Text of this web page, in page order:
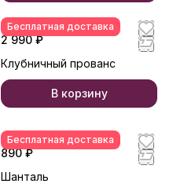
Бесплатная доставка
2 990 ₽
Клубничный прованс
В корзину
Бесплатная доставка
890 ₽
Шанталь